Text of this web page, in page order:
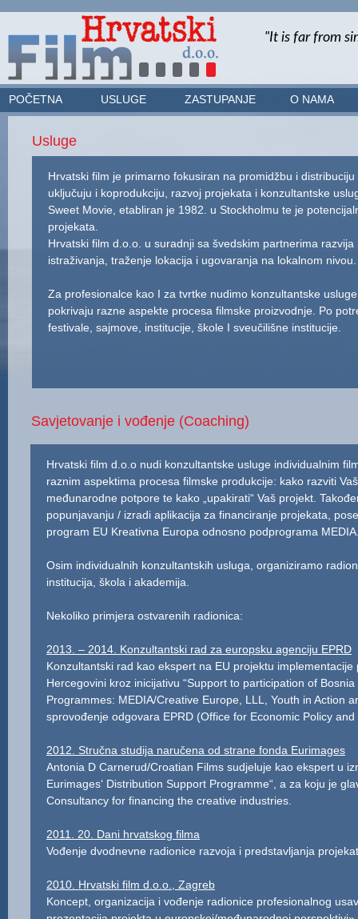
POČETNA O NAMA
USLUGE ZASTUPANJE
Usluge
Hrvatski film je primarno fokusiran na promidžbu i
uključuju i koprodukciju, razvoj projekata i konzultantske
Sweet Movie, etabliran je 1982. u Stockholmu te je
projekata.
Hrvatski film d.o.o. u suradnji sa švedskim partnerima
istraživanja, traženje lokacija i ugovaranja na lokalnom nivou.
Za profesionalce kao I za tvrtke nudimo konzultantske
pokrivaju razne aspekte procesa filmske proizvodnje. Po
festivale, sajmove, institucije, škole I sveučilišne institucije.
Savjetovanje i vođenje (Coaching)
Hrvatski film d.o.o nudi konzultantske usluge individualnim
raznim aspektima procesa filmske produkcije: kako razviti
međunarodne potpore te kako „upakirati“ Vaš projekt.
popunjavanju / izradi aplikacija za financiranje projekata,
program EU Kreativna Europa odnosno podprograma
Osim individualnih konzultantskih usluga, organiziramo
institucija, škola i akademija.
Nekoliko primjera ostvarenih radionica:
2013. – 2014. Konzultantski rad za europsku agenciju EPRD
Konzultantski rad kao ekspert na EU projektu
Hercegovini kroz inicijativu “Support to participation of
Programmes: MEDIA/Creative Europe, LLL, Youth in Action
sprovođenje odgovara EPRD (Office for Economic Policy
2012. Stručna studija naručena od strane fonda Eurimages
Antonia D Carnerud/Croatian Films sudjeluje kao ekspert u
Eurimages‘ Distribution Support Programme“, a za koju je
Consultancy for financing the creative industries.
2011. 20. Dani hrvatskog filma
Vođenje dvodnevne radionice razvoja i predstavljanja
2010. Hrvatski film d.o.o., Zagreb
Koncept, organizacija i vođenje radionice profesionalnog